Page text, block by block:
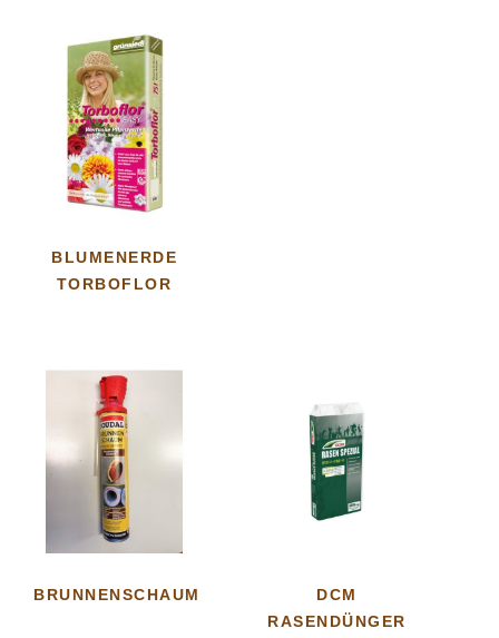
BLUMENERDE
TORBOFLOR
BRUNNENSCHAUM
DCM
RASENDÜNGER